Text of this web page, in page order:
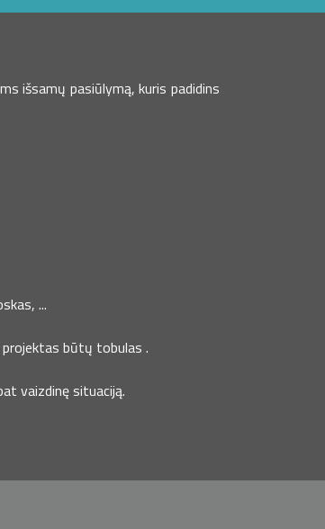
išsamų pasiūlymą, kuris padidins
...
būtų tobulas .
vaizdinę situaciją.